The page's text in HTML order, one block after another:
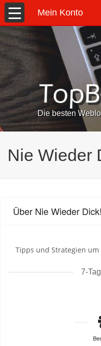
Mein Konto
Die besten
Nie Wieder
Über Nie Wieder Dick!
Tipps und Strategien
7-